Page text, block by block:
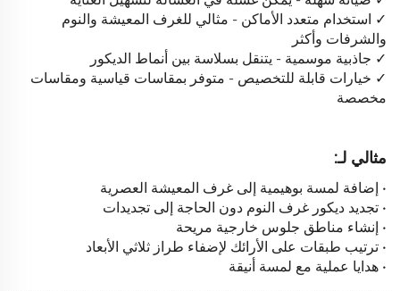
✓ استخدام متعدد الأماكن - مثالي للغرف المعيشة والنوم
والشرفات وأكثر
✓ جاذبية موسمية - يتنقل بسلاسة بين أنماط الديكور
✓ خيارات قابلة للتخصيص - متوفر بمقاسات قياسية ومقاسات
مخصصة
مثالي لـ:
• إضافة لمسة بوهيمية إلى غرف المعيشة العصرية
• تجديد ديكور غرف النوم دون الحاجة إلى تجديدات
• إنشاء مناطق جلوس خارجية مريحة
• ترتيب طبقات على الأرائك لإضفاء طراز ثلاثي الأبعاد
• هدايا عملية مع لمسة أنيقة